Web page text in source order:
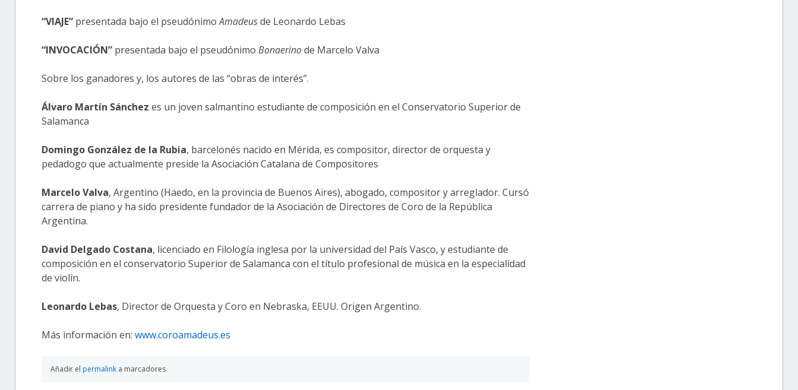
“VIAJE” presentada bajo el pseudónimoAmadeusde Leonardo Lebas
“INVOCACIÓN” presentada bajo el pseudónimo Bonaerinode Marcelo Valva
Sobre los ganadores y, los autores de las “obras de interés”.
Álvaro Martín Sánchez es un joven salmantino estudiante de composición en el Conservatorio Superior de
Salamanca
Domingo González de la Rubia, barcelonés nacido en Mérida, es compositor, director de orquesta y
pedadogo que actualmente preside la Asociación Catalana de Compositores
Marcelo Valva, Argentino (Haedo, en la provincia de Buenos Aires), abogado, compositor y arreglador. Cursó
carrera de piano y ha sido presidente fundador de la Asociación de Directores de Coro de la República
Argentina.
David Delgado Costana, licenciado en Filología inglesa por la universidad del País Vasco, y estudiante de
composición en el conservatorio Superior de Salamanca con el título profesional de música en la especialidad
de violín.
Leonardo Lebas, Director de Orquesta y Coro en Nebraska, EEUU. Origen Argentino.
Más información en: www.coroamadeus.es
Añadir el permalink a marcadores.